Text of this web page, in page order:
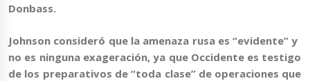
Donbass.
Johnson consideró que la amenaza rusa es “evidente” y
no es ninguna exageración, ya que Occidente es testigo
de los preparativos de “toda clase” de operaciones que